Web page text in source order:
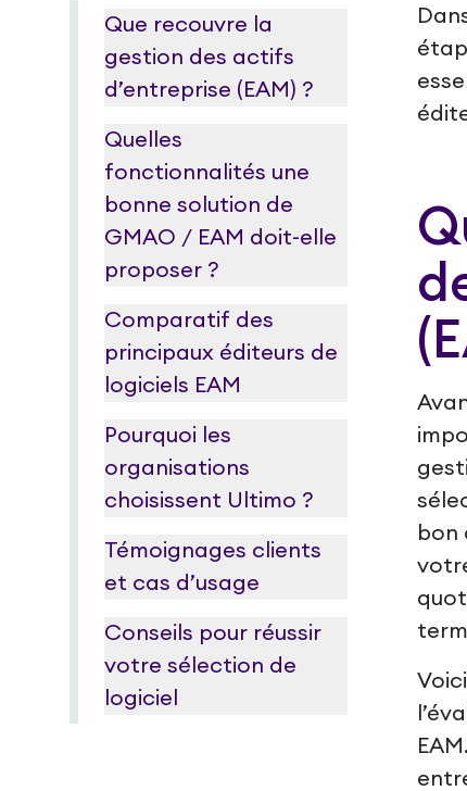
Que recouvre la
gestion des actifs
d’entreprise (EAM) ?
Quelles
fonctionnalités une
bonne solution de
GMAO / EAM doit-elle
proposer ?
Comparatif des
principaux éditeurs de
logiciels EAM
Pourquoi les
organisations
choisissent Ultimo ?
Témoignages clients
et cas d’usage
Conseils pour réussir
votre sélection de
logiciel
bon